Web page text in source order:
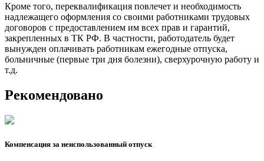
Кроме того, переквалификация повлечет и необходимость
надлежащего оформления со своими работниками трудовых
договоров с предоставлением им всех прав и гарантий,
закрепленных в ТК РФ. В частности, работодатель будет
вынужден оплачивать работникам ежегодные отпуска,
больничные (первые три дня болезни), сверхурочную работу и
т.д.
Рекомендовано
Компенсация за неиспользованный отпуск